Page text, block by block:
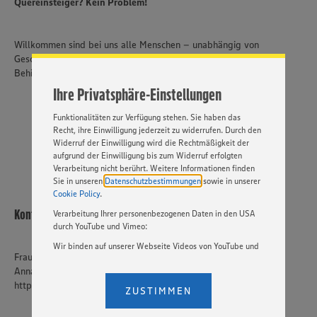
Ihre Privatsphäre-Einstellungen
ein bestmögliches Nutzungserlebnis unserer Website zu
Inhalte anzubieten. Ihre Einwilligung in die Nutzung von
Cookies und anderer Technologien ist freiwillig und kann
„EINSTELLUNGEN ÄNDERN”. Bitte beachten Sie, dass auf
Basis Ihrer Einstellungen ggf. nicht mehr alle
Funktionalitäten zur Verfügung stehen. Sie haben das
Recht, ihre Einwilligung jederzeit zu widerrufen. Durch den
Widerruf der Einwilligung wird die Rechtmäßigkeit der
aufgrund der Einwilligung bis zum Widerruf erfolgten
Verarbeitung nicht berührt. Weitere Informationen finden
Sie in unseren Datenschutzbestimmungen sowie in unserer
Cookie Policy.
Verarbeitung Ihrer personenbezogenen Daten in den USA
durch YouTube und Vimeo:
Wir binden auf unserer Webseite Videos von YouTube und
Einstellungen bezüglich YouTube und Vimeo zu ändern,
ein, dass Ihre Daten (IP-Adresse, Zeitstempel, ggf.
Nutzerverhalten auf unserer Webseite) an die Anbieter der
ZUSTIMMEN
Willkommen sind bei uns alle Menschen – unabhängig von
Geschlecht, Nationalität, ethnischer und sozialer Herkunft,
Behinderung, Religion, Alter sowie sexueller Orientierung.
JETZT BEWERBEN
Kontakt
Frau
Anna Simmel
https://www.simmel.de/karriere/bewerbung